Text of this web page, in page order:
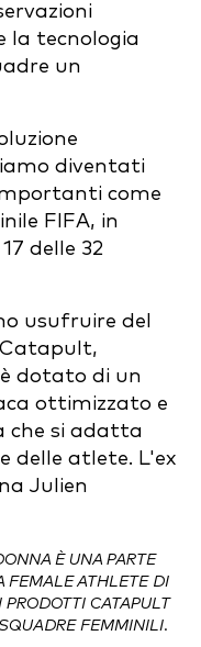
la tecnologia
un
diventati
come
FIFA, in
delle 32
usufruire del
Catapult,
dotato di un
ottimizzato e
che si adatta
delle atlete. L'ex
Julien
È UNA PARTE
FEMALE ATHLETE DI
CATAPULT
FEMMINILI.